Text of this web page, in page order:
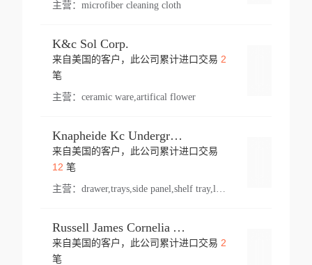
主营： microfiber cleaning cloth
K&c Sol Corp.
来自美国的客户，此公司累计进口交易 2
笔
主营： ceramic ware,artifical flower
Knapheide Kc Underground
来自美国的客户，此公司累计进口交易
12 笔
主营：
Russell James Cornelia Arlington Va
来自美国的客户，此公司累计进口交易 2
笔